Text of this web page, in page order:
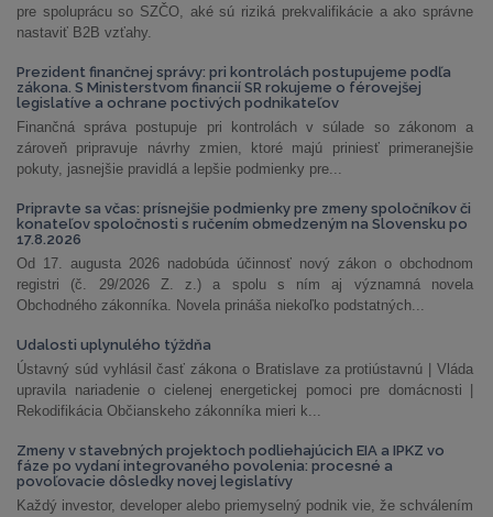
pre spoluprácu so SZČO, aké sú riziká prekvalifikácie a ako správne
nastaviť B2B vzťahy.
Prezident finančnej správy: pri kontrolách postupujeme podľa
zákona. S Ministerstvom financií SR rokujeme o férovejšej
legislatíve a ochrane poctivých podnikateľov
Finančná správa postupuje pri kontrolách v súlade so zákonom a
zároveň pripravuje návrhy zmien, ktoré majú priniesť primeranejšie
pokuty, jasnejšie pravidlá a lepšie podmienky pre...
Pripravte sa včas: prísnejšie podmienky pre zmeny spoločníkov či
konateľov spoločnosti s ručením obmedzeným na Slovensku po
17.8.2026
Od 17. augusta 2026 nadobúda účinnosť nový zákon o obchodnom
registri (č. 29/2026 Z. z.) a spolu s ním aj významná novela
Obchodného zákonníka. Novela prináša niekoľko podstatných...
Udalosti uplynulého týždňa
Ústavný súd vyhlásil časť zákona o Bratislave za protiústavnú | Vláda
upravila nariadenie o cielenej energetickej pomoci pre domácnosti |
Rekodifikácia Občianskeho zákonníka mieri k...
Zmeny v stavebných projektoch podliehajúcich EIA a IPKZ vo
fáze po vydaní integrovaného povolenia: procesné a
povoľovacie dôsledky novej legislatívy
Každý investor, developer alebo priemyselný podnik vie, že schválením